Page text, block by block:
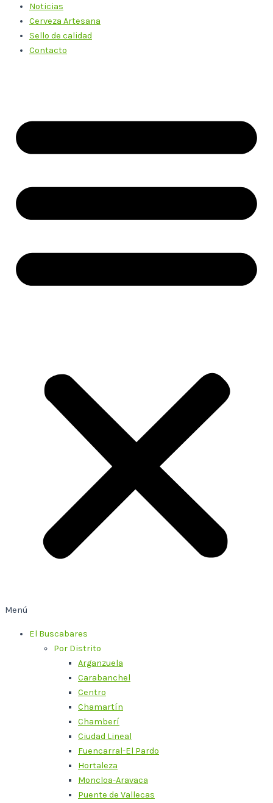
Noticias
Cerveza Artesana
Sello de calidad
Contacto
Menú
El Buscabares
Por Distrito
Arganzuela
Carabanchel
Centro
Chamartín
Chamberí
Ciudad Lineal
Fuencarral-El Pardo
Hortaleza
Moncloa-Aravaca
Puente de Vallecas